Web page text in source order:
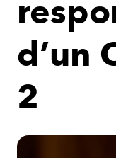
d’un
2